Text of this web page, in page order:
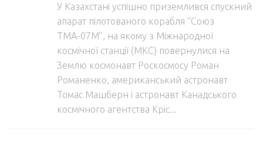
У Казахстані успішно приземлився спускний
апарат пілотованого корабля “Союз
ТМА-07М”, на якому з Міжнародної
космічної станції (МКС) повернулися на
Землю космонавт Роскосмосу Роман
Романенко, американський астронавт
Томас Машберн і астронавт Канадського
космічного агентства Кріс...